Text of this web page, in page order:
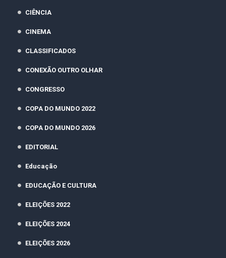
CIÊNCIA
CINEMA
CLASSIFICADOS
CONEXÃO OUTRO OLHAR
CONGRESSO
COPA DO MUNDO 2022
COPA DO MUNDO 2026
EDITORIAL
Educação
EDUCAÇÃO E CULTURA
ELEIÇÕES 2022
ELEIÇÕES 2024
ELEIÇÕES 2026